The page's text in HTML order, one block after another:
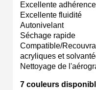
Excellente
Excellente fluidité
Autonivelant
Séchage rapide
Compatible/
acryliques et
Nettoyage de
7 couleurs